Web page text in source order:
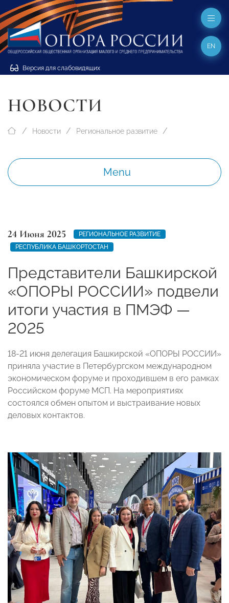
Версия для слабовидящих
EN
НОВОСТИ
Новости Региональное развитие
Menu
24 Июня 2025
РЕГИОНАЛЬНОЕ РАЗВИТИЕ
РЕСПУБЛИКА БАШКОРТОСТАН
Представители Башкирской
«ОПОРЫ РОССИИ» подвели
итоги участия в ПМЭФ —
2025
18-21 июня делегация Башкирской «ОПОРЫ РОССИИ»
приняла участие в Петербургском международном
экономическом форуме и проходившем в его рамках
Российском форуме МСП. На мероприятиях
состоялся обмен опытом и выстраивание новых
деловых контактов.